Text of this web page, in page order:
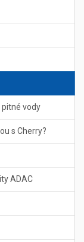
pitné vody
s Cherry?
ADAC